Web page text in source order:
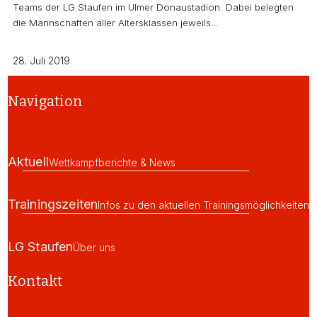
Teams der LG Staufen im Ulmer Donaustadion. Dabei belegten
die Mannschaften aller Altersklassen jeweils…
28. Juli 2019
Navigation
AktuellWettkampfberichte & News
TrainingszeitenInfos zu den aktuellen Trainingsmöglichkeiten
LG StaufenÜber uns
Kontakt